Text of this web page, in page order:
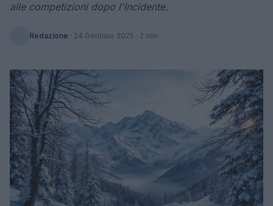
alle competizioni dopo l'incidente.
Redazione · 24 Gennaio 2025 · 2 min